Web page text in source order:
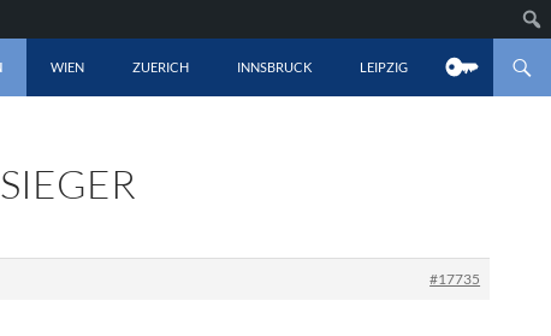
WIEN ZUERICH INNSBRUCK LEIPZIG
#17735